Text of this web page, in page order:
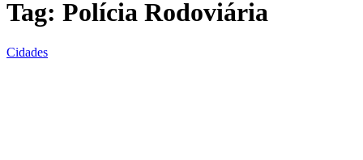
Tag: Polícia Rodoviária
Cidades